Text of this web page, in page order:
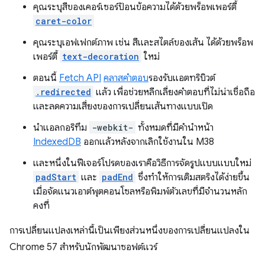
คุณระบุสีของเคอร์เซอร์ป้อนข้อความได้ด้วยพร็อพเพอร์ตี้
caret-color
คุณระบุเอฟเฟกต์ภาพ เช่น สีและสไตล์ของเส้น ได้ด้วยพร็อพ
เพอร์ตี้ text-decoration ใหม่
ตอนนี้ Fetch API คลาสคำตอบรองรับแอตทริบิวต์
.redirected แล้ว เพื่อช่วยหลีกเลี่ยงคำตอบที่ไม่น่าเชื่อถือ
และลดความเสี่ยงของการเปลี่ยนเส้นทางแบบเปิด
นําแอลกอริทึม -webkit- ทั้งหมดที่มีคำนำหน้า
IndexedDB ออกแล้วหลังจากเลิกใช้งานใน M38
และหนึ่งในฟีเจอร์โปรดของเราคือวิธีการจัดรูปแบบแบบใหม่
padStart และ padEnd ซึ่งทำให้การเติมสตริงได้ง่ายขึ้น
เมื่อจัดแนวเอาต์พุตคอนโซลหรือพิมพ์ตัวเลขที่มีจำนวนหลัก
คงที่
การเปลี่ยนแปลงเหล่านี้เป็นเพียงส่วนหนึ่งของการเปลี่ยนแปลงใน
Chrome 57 สําหรับนักพัฒนาซอฟต์แวร์